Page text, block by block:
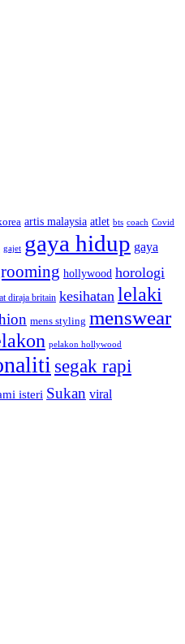
artis malaysia atlet bts coach Covid
gajet gaya hidup gaya
hollywood horologi
diraja britain kesihatan lelaki
mens styling menswear
pelakon hollywood
segak rapi
isteri Sukan viral